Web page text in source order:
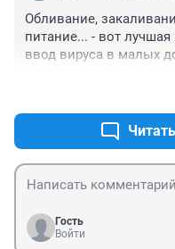
Обливание,
питание... - вот
ввод вируса в малых
Гость
Войти